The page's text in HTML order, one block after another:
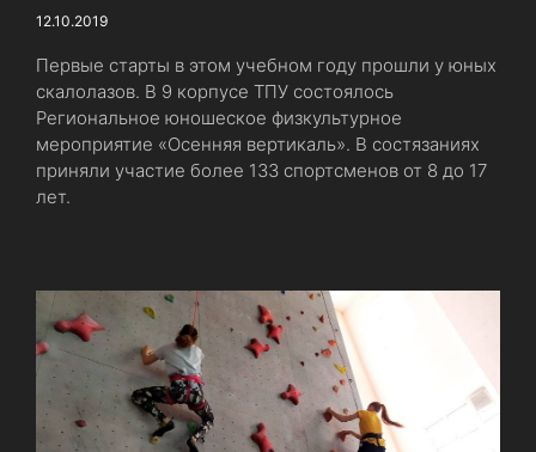
12.10.2019
Первые старты в этом учебном году прошли у юных
скалолазов. В 9 корпусе ТПУ состоялось
Региональное юношеское физкультурное
мероприятие «Осенняя вертикаль». В состязаниях
приняли участие более 133 спортсменов от 8 до 17
лет.